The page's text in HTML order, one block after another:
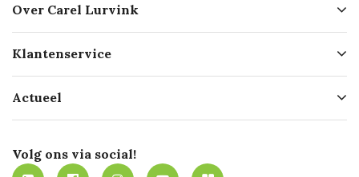
Over Carel Lurvink
Geschiedenis
Missie
Werken bij Carel Lurvink
MVO
Klantenservice
Bezorgen
Mijn Carel Lurvink
Mijn Carel Lurvink instructievideo's
Actueel
Innovation LAB
Tevreden klanten
Volg ons via social!